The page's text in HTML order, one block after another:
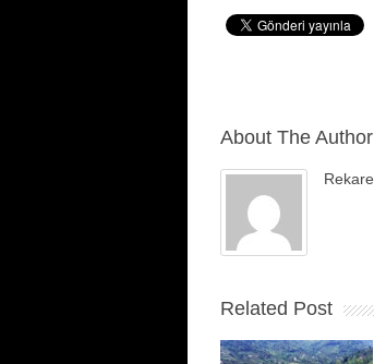
About The Author
Rekare
Related Post